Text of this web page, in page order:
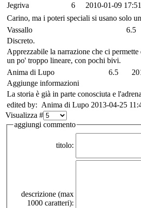
Jegriva 6
2010-01-09
Carino, ma i poteri speciali si usano solo
Vassallo
6.5
Discreto.
Apprezzabile la narrazione che ci
un po' troppo lineare, con pochi bivi.
Anima di Lupo
6.5
Aggiunge informazioni
La storia è già in parte conosciuta e
edited by: Anima di Lupo 2013-04-25
Visualizza #
aggiungi commento
titolo:
descrizione (max
1000 caratteri):